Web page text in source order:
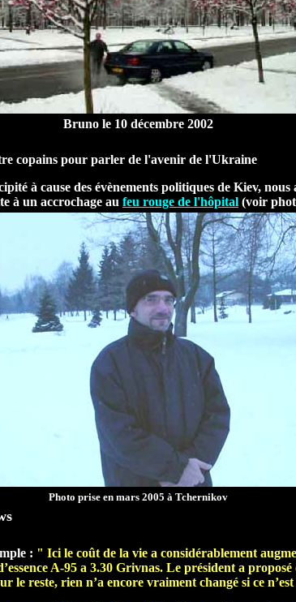
Bruno le 10 décembre 2002
copains pour parler de l'avenir de l'Ukraine
à cause des évènements politiques de Kiev,
à un accrochage au feu rouge de l'hôpital (voir
Photo prise en mars 2005 à Tchernikov
: " Ici le coût de la vie a considérablement
A-95 a 3.30 Grivnas. Le président a
le reste, rien n’a encore vraiment changé si ce